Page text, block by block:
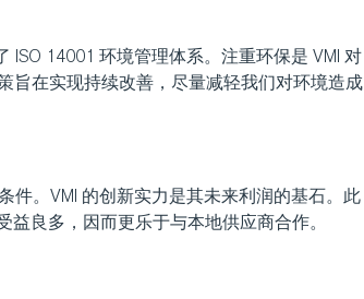
ISO 14001 环境管理体系。注重环保是 VMI 对
旨在实现持续改善，尽量减轻我们对环境造成
件。VMI 的创新实力是其未来利润的基石。此
益良多，因而更乐于与本地供应商合作。